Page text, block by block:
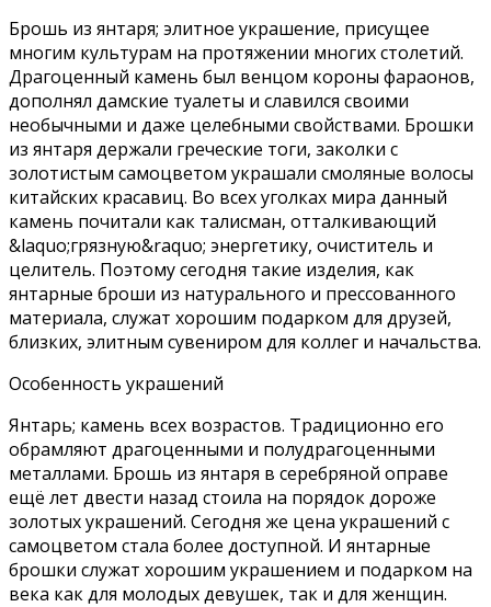
Брошь из янтаря; элитное украшение, присущее
многим культурам на протяжении многих столетий.
Драгоценный камень был венцом короны фараонов,
дополнял дамские туалеты и славился своими
необычными и даже целебными свойствами. Брошки
из янтаря держали греческие тоги, заколки с
золотистым самоцветом украшали смоляные волосы
китайских красавиц. Во всех уголках мира данный
камень почитали как талисман, отталкивающий
&laquo;грязную&raquo; энергетику, очиститель и
целитель. Поэтому сегодня такие изделия, как
янтарные броши из натурального и прессованного
материала, служат хорошим подарком для друзей,
близких, элитным сувениром для коллег и начальства.
Особенность украшений
Янтарь; камень всех возрастов. Традиционно его
обрамляют драгоценными и полудрагоценными
металлами. Брошь из янтаря в серебряной оправе
ещё лет двести назад стоила на порядок дороже
золотых украшений. Сегодня же цена украшений с
самоцветом стала более доступной. И янтарные
брошки служат хорошим украшением и подарком на
века как для молодых девушек, так и для женщин.